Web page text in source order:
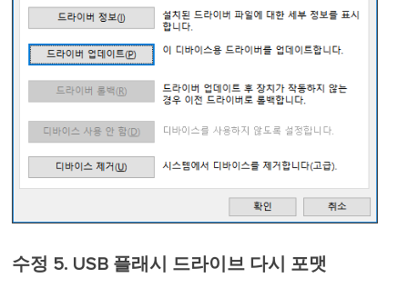
수정 5. USB 플래시 드라이브 다시 포맷